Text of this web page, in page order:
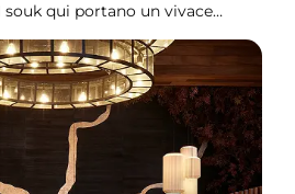
souk qui portano un vivace
assistere ai secoli di cultura che
venerabili mura della sua
ai viaggiatori con zaino in